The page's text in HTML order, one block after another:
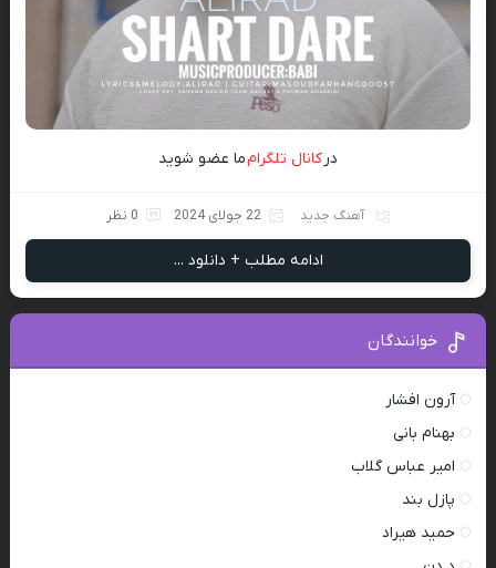
درکانال تلگرامما عضو شوید
آهنگ جدید 22 جولای 2024 0 نظر
ادامه مطلب + دانلود ...
خوانندگان
آرون افشار
بهنام بانی
امیر عباس گلاب
پازل بند
حمید هیراد